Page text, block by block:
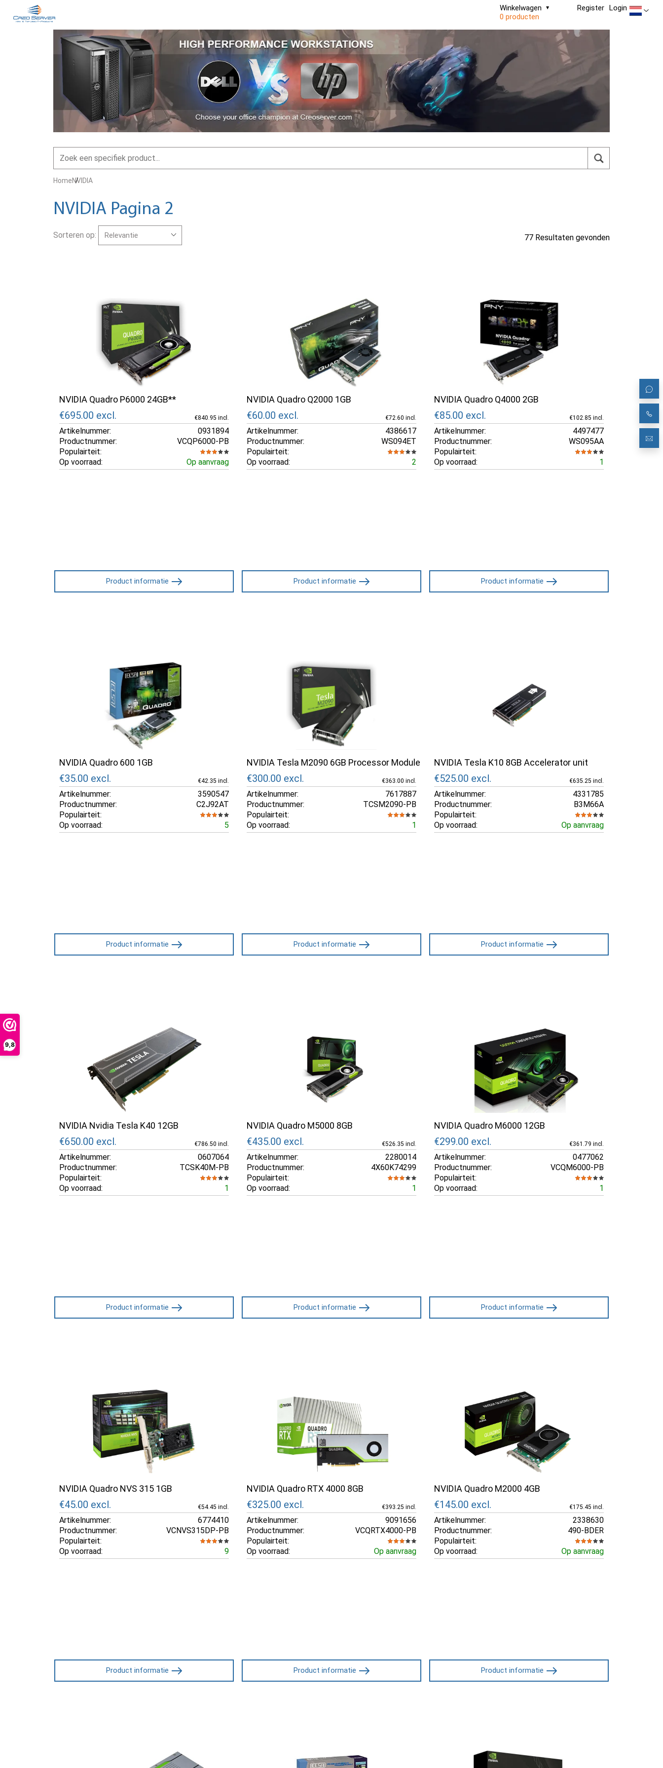
9,8
Register Login
Winkelwagen
0 producten
HomeNVIDIA
NVIDIA Pagina 2
Sorteren op: 77 Resultaten gevonden
NVIDIA Quadro P6000 24GB**
€695.00 excl. €840.95 incl.
Artikelnummer:
0931894
Productnummer:
VCQP6000-PB
Populairteit:
Op voorraad:
Op aanvraag
Product informatie
NVIDIA Quadro Q2000 1GB
€60.00 excl. €72.60 incl.
Artikelnummer:
4386617
Productnummer:
WS094ET
Populairteit:
Op voorraad:
2
Product informatie
NVIDIA Quadro Q4000 2GB
€85.00 excl. €102.85 incl.
Artikelnummer:
4497477
Productnummer:
WS095AA
Populairteit:
Op voorraad:
1
Product informatie
NVIDIA Quadro 600 1GB
€35.00 excl. €42.35 incl.
Artikelnummer:
3590547
Productnummer:
C2J92AT
Populairteit:
Op voorraad:
5
Product informatie
NVIDIA Tesla M2090 6GB Processor Module
€300.00 excl. €363.00 incl.
Artikelnummer:
7617887
Productnummer:
TCSM2090-PB
Populairteit:
Op voorraad:
1
Product informatie
NVIDIA Tesla K10 8GB Accelerator unit
€525.00 excl. €635.25 incl.
Artikelnummer:
4331785
Productnummer:
B3M66A
Populairteit:
Op voorraad:
Op aanvraag
Product informatie
NVIDIA Nvidia Tesla K40 12GB
€650.00 excl. €786.50 incl.
Artikelnummer:
0607064
Productnummer:
TCSK40M-PB
Populairteit:
Op voorraad:
1
Product informatie
NVIDIA Quadro M5000 8GB
€435.00 excl. €526.35 incl.
Artikelnummer:
2280014
Productnummer:
4X60K74299
Populairteit:
Op voorraad:
1
Product informatie
NVIDIA Quadro M6000 12GB
€299.00 excl. €361.79 incl.
Artikelnummer:
0477062
Productnummer:
VCQM6000-PB
Populairteit:
Op voorraad:
1
Product informatie
NVIDIA Quadro NVS 315 1GB
€45.00 excl. €54.45 incl.
Artikelnummer:
6774410
Productnummer:
VCNVS315DP-PB
Populairteit:
Op voorraad:
9
Product informatie
NVIDIA Quadro RTX 4000 8GB
€325.00 excl. €393.25 incl.
Artikelnummer:
9091656
Productnummer:
VCQRTX4000-PB
Populairteit:
Op voorraad:
Op aanvraag
Product informatie
NVIDIA Quadro M2000 4GB
€145.00 excl. €175.45 incl.
Artikelnummer:
2338630
Productnummer:
490-BDER
Populairteit:
Op voorraad:
Op aanvraag
Product informatie